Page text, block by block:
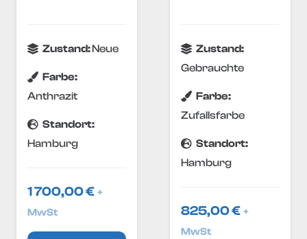
Zustand:Neue
Farbe:
Anthrazit
Standort:
Hamburg
1 700,00€ +
MwSt
Zustand:
Gebrauchte
Farbe:
Zufallsfarbe
Standort:
Hamburg
825,00€ +
MwSt